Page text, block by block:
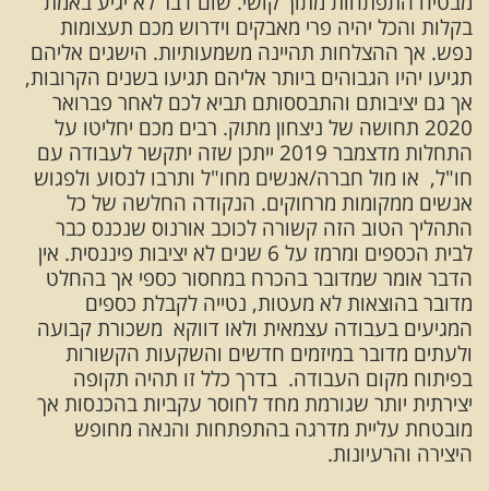
בקלות והכל יהיה פרי מאבקים וידרוש מכם תעצומות
נפש. אך ההצלחות תהיינה משמעותיות. הישגים אליהם
תגיעו יהיו הגבוהים ביותר אליהם תגיעו בשנים הקרובות,
אך גם יציבותם והתבססותם תביא לכם לאחר פברואר
2020 תחושה של ניצחון מתוק. רבים מכם יחליטו על
התחלות מדצמבר 2019 ייתכן שזה יתקשר לעבודה עם
חו"ל, או מול חברה/אנשים מחו"ל ותרבו לנסוע ולפגוש
אנשים ממקומות מרחוקים. הנקודה החלשה של כל
התהליך הטוב הזה קשורה לכוכב אורנוס שנכנס כבר
לבית הכספים ומרמז על 6 שנים לא יציבות פיננסית. אין
הדבר אומר שמדובר בהכרח במחסור כספי אך בהחלט
מדובר בהוצאות לא מעטות, נטייה לקבלת כספים
המגיעים בעבודה עצמאית ולאו דווקא משכורת קבועה
ולעתים מדובר במיזמים חדשים והשקעות הקשורות
בפיתוח מקום העבודה. בדרך כלל זו תהיה תקופה
יצירתית יותר שגורמת מחד לחוסר עקביות בהכנסות אך
מובטחת עליית מדרגה בהתפתחות והנאה מחופש
היצירה והרעיונות.